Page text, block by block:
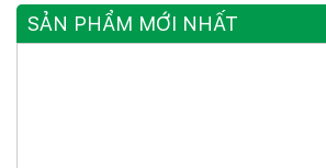
Combo Gigabit
SẢN PHẨM MỚI NHẤT